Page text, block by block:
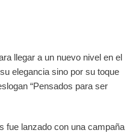
llegar a un nuevo nivel en el
elegancia sino por su toque
“Pensados para ser
fue lanzado con una campaña